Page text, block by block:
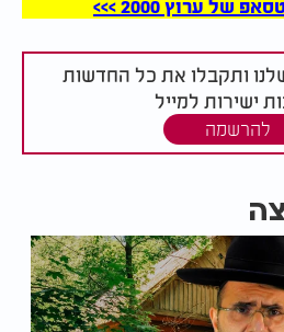
של ערוץ 2000 >>>
ותקבלו את כל החדשות
ישירות למייל
להרשמה